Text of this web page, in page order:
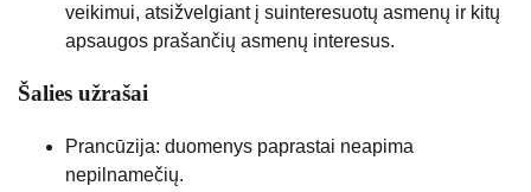
veikimui, atsižvelgiant į suinteresuotų asmenų ir kitų
apsaugos prašančių asmenų interesus.
Šalies užrašai
Prancūzija: duomenys paprastai neapima
nepilnamečių.